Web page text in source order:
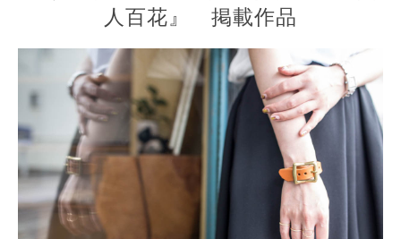
人百花』 掲載作品